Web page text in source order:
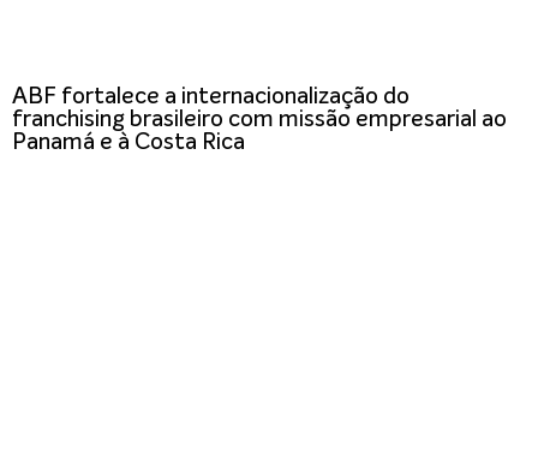
ABF fortalece a internacionalização do
franchising brasileiro com missão empresarial ao
Panamá e à Costa Rica